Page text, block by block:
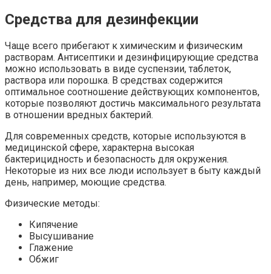
Средства для дезинфекции
Чаще всего прибегают к химическим и физическим
растворам. Антисептики и дезинфицирующие средства
можно использовать в виде суспензии, таблеток,
раствора или порошка. В средствах содержится
оптимальное соотношение действующих компонентов,
которые позволяют достичь максимального результата
в отношении вредных бактерий.
Для современных средств, которые используются в
медицинской сфере, характерна высокая
бактерицидность и безопасность для окружения.
Некоторые из них все люди использует в быту каждый
день, например, моющие средства.
Физические методы:
Кипячение
Высушивание
Глажение
Обжиг